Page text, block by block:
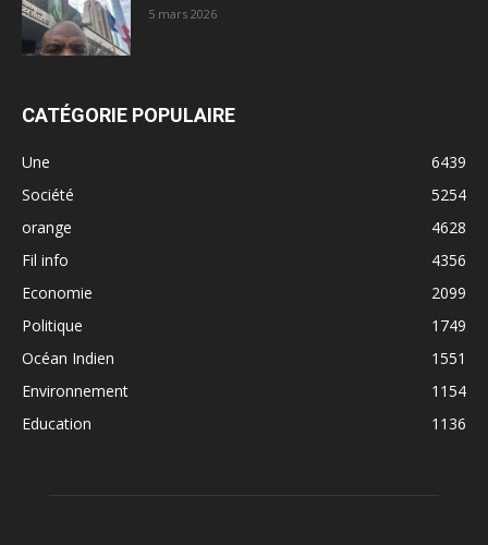
5 mars 2026
CATÉGORIE POPULAIRE
Une
6439
Société
5254
orange
4628
Fil info
4356
Economie
2099
Politique
1749
Océan Indien
1551
Environnement
1154
Education
1136